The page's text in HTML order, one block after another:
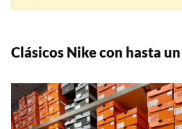
Clásicos Nike con hasta